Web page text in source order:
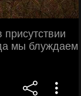
мы блуждаем